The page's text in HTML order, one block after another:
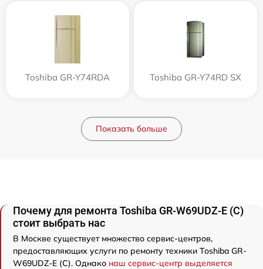
Toshiba GR-Y74RDA Toshiba GR-Y74RD SX
Показать больше
Почему для ремонта Toshiba GR-W69UDZ-E (C)
стоит выбрать нас
В Москве существует множество сервис-центров,
предоставляющих услуги по ремонту техники Toshiba GR-
W69UDZ-E (C). Однако наш сервис-центр выделяется